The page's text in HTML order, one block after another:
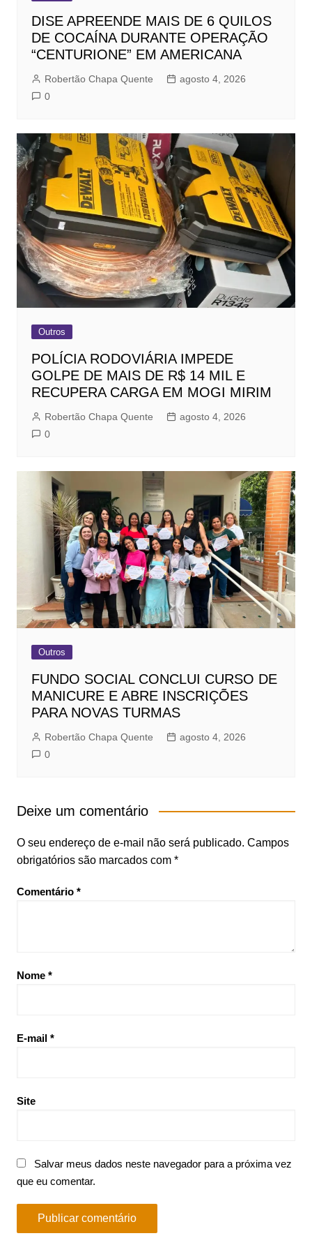
DISE APREENDE MAIS DE 6 QUILOS
DE COCAÍNA DURANTE OPERAÇÃO
“CENTURIONE” EM AMERICANA
Robertão Chapa Quente
agosto 4, 2026
0
Outros
POLÍCIA RODOVIÁRIA IMPEDE
GOLPE DE MAIS DE R$ 14 MIL E
RECUPERA CARGA EM MOGI MIRIM
Robertão Chapa Quente
agosto 4, 2026
0
Outros
FUNDO SOCIAL CONCLUI CURSO DE
MANICURE E ABRE INSCRIÇÕES
PARA NOVAS TURMAS
Robertão Chapa Quente
agosto 4, 2026
0
Deixe um comentário
O seu endereço de e-mail não será publicado. Campos
obrigatórios são marcados com *
Comentário *
Nome *
E-mail *
Site
Salvar meus dados neste navegador para a próxima vez
que eu comentar.